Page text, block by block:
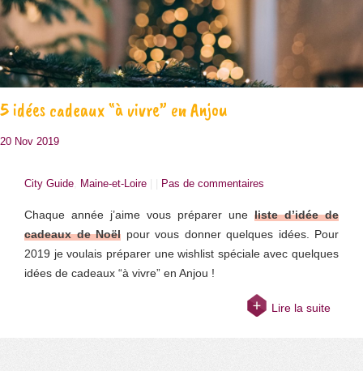
5 idées cadeaux “à vivre” en Anjou
20 Nov 2019
City Guide Maine-et-Loire Pas de commentaires
Chaque année j’aime vous préparer une liste d’idée de
cadeaux de Noël pour vous donner quelques idées. Pour
2019 je voulais préparer une wishlist spéciale avec quelques
idées de cadeaux “à vivre” en Anjou !
Lire la suite